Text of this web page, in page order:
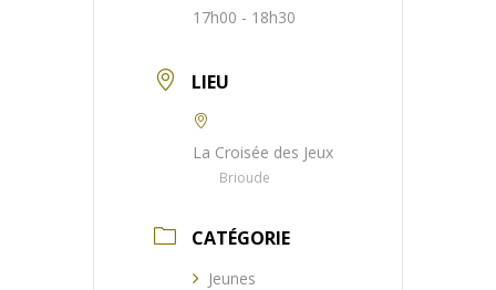
17h00 - 18h30
LIEU
La Croisée des Jeux
Brioude
CATÉGORIE
Jeunes